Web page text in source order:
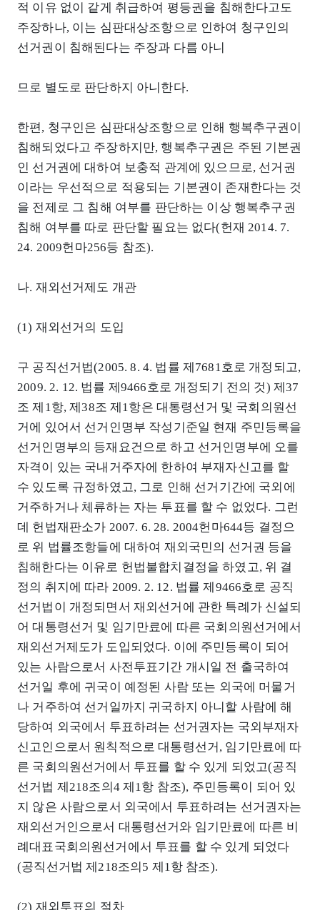
적 이유 없이 같게 취급하여 평등권을 침해한다고도
주장하나, 이는 심판대상조항으로 인하여 청구인의
선거권이 침해된다는 주장과 다름 아니
므로 별도로 판단하지 아니한다.
한편, 청구인은 심판대상조항으로 인해 행복추구권이
침해되었다고 주장하지만, 행복추구권은 주된 기본권
인 선거권에 대하여 보충적 관계에 있으므로, 선거권
이라는 우선적으로 적용되는 기본권이 존재한다는 것
을 전제로 그 침해 여부를 판단하는 이상 행복추구권
침해 여부를 따로 판단할 필요는 없다(헌재 2014. 7.
24. 2009헌마256등 참조).
나. 재외선거제도 개관
(1) 재외선거의 도입
구 공직선거법(2005. 8. 4. 법률 제7681호로 개정되고,
2009. 2. 12. 법률 제9466호로 개정되기 전의 것) 제37
조 제1항, 제38조 제1항은 대통령선거 및 국회의원선
거에 있어서 선거인명부 작성기준일 현재 주민등록을
선거인명부의 등재요건으로 하고 선거인명부에 오를
자격이 있는 국내거주자에 한하여 부재자신고를 할
수 있도록 규정하였고, 그로 인해 선거기간에 국외에
거주하거나 체류하는 자는 투표를 할 수 없었다. 그런
데 헌법재판소가 2007. 6. 28. 2004헌마644등 결정으
로 위 법률조항들에 대하여 재외국민의 선거권 등을
침해한다는 이유로 헌법불합치결정을 하였고, 위 결
정의 취지에 따라 2009. 2. 12. 법률 제9466호로 공직
선거법이 개정되면서 재외선거에 관한 특례가 신설되
어 대통령선거 및 임기만료에 따른 국회의원선거에서
재외선거제도가 도입되었다. 이에 주민등록이 되어
있는 사람으로서 사전투표기간 개시일 전 출국하여
선거일 후에 귀국이 예정된 사람 또는 외국에 머물거
나 거주하여 선거일까지 귀국하지 아니할 사람에 해
당하여 외국에서 투표하려는 선거권자는 국외부재자
신고인으로서 원칙적으로 대통령선거, 임기만료에 따
른 국회의원선거에서 투표를 할 수 있게 되었고(공직
선거법 제218조의4 제1항 참조), 주민등록이 되어 있
지 않은 사람으로서 외국에서 투표하려는 선거권자는
재외선거인으로서 대통령선거와 임기만료에 따른 비
례대표국회의원선거에서 투표를 할 수 있게 되었다
(공직선거법 제218조의5 제1항 참조).
(2) 재외투표의 절차